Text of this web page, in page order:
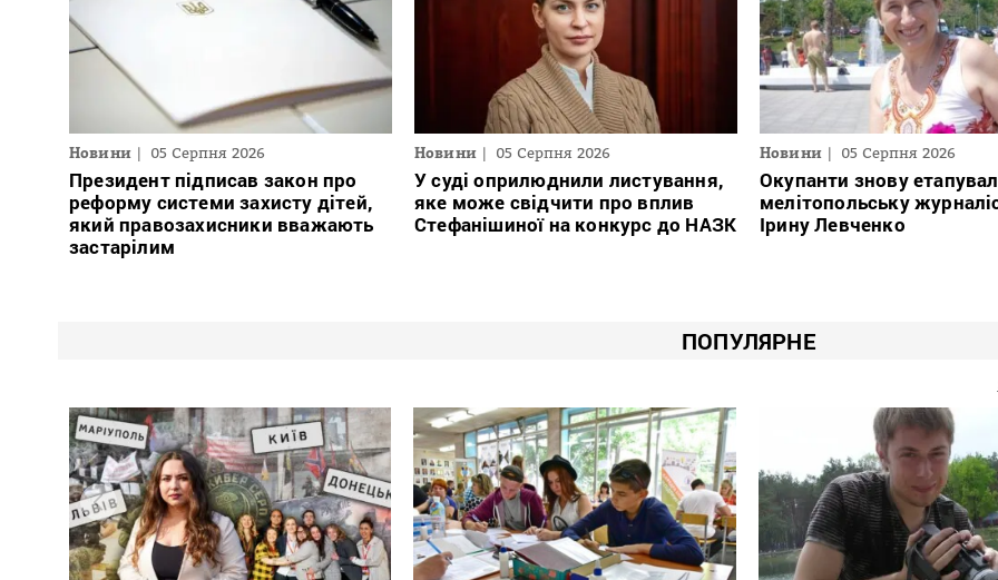
Новини 05 Серпня 2026
Президент підписав закон про
реформу системи захисту дітей,
який правозахисники вважають
застарілим
Новини 05 Серпня 2026
У суді оприлюднили листування,
яке може свідчити про вплив
Стефанішиної на конкурс до НАЗК
Новини 05 Серпня 2026
Окупанти знову
мелітопольську
Ірину Левченко
ПОПУЛЯРНЕ